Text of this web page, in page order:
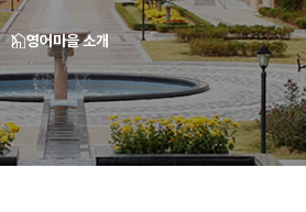
영어마을 소개